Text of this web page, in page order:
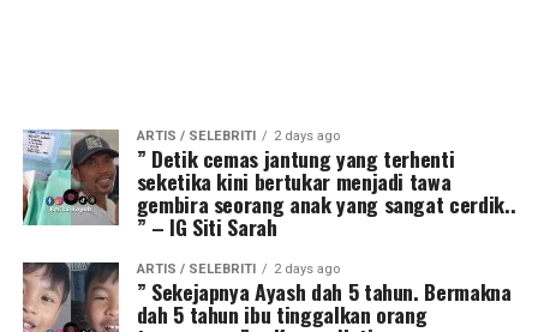
ARTIS / SELEBRITI 2 days ago
” Detik cemas jantung yang terhenti
seketika kini bertukar menjadi tawa
gembira seorang anak yang sangat cerdik..
” – IG Siti Sarah
ARTIS / SELEBRITI 2 days ago
” Sekejapnya Ayash dah 5 tahun. Bermakna
dah 5 tahun ibu tinggalkan orang